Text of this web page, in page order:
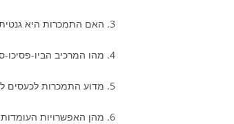
3. האם התמכרות היא גנטית? או תלויה בסביבה של האדם?
4. מהו המרכיב הביו-פסיכו-סוציאלי וכיצד הוא יכול לנבא התמכרות?
5. מדוע התמכרות לכעסים לא נחשבת התמכרות וכיצד נוכל לנהל אותם?
6. מהן האפשרויות